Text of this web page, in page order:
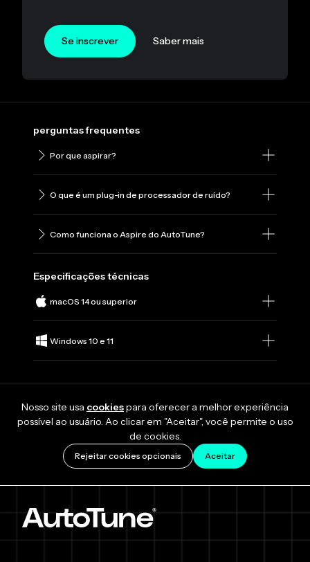
Se inscrever Saber mais
perguntas frequentes
Por que aspirar?
O que é um plug-in de processador de ruído?
Como funciona o Aspire do AutoTune?
Especificações técnicas
macOS 14 ou superior
Windows 10 e 11
Nosso site usa cookiespara oferecer a melhor experiência
possível ao usuário. Ao clicar em "Aceitar", você permite o uso
de cookies.
Rejeitar cookies opcionais Aceitar